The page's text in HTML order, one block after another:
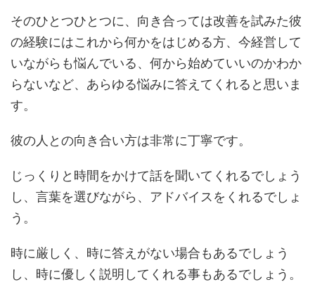
そのひとつひとつに、向き合っては改善を試みた彼
の経験にはこれから何かをはじめる方、今経営して
いながらも悩んでいる、何から始めていいのかわか
らないなど、あらゆる悩みに答えてくれると思いま
す。
彼の人との向き合い方は非常に丁寧です。
じっくりと時間をかけて話を聞いてくれるでしょう
し、言葉を選びながら、アドバイスをくれるでしょ
う。
時に厳しく、時に答えがない場合もあるでしょう
し、時に優しく説明してくれる事もあるでしょう。